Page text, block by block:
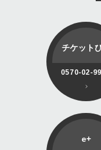
チケット
0570-02-
e+